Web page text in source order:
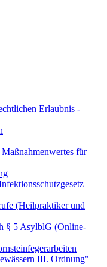
Erlaubnis -
für
(Heilpraktiker und
§ 5 AsylblG (Online-
III. Ordnung"